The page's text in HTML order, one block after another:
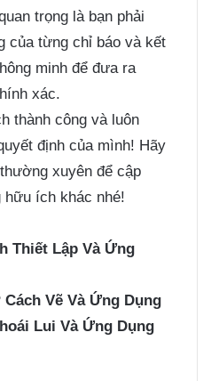
trọng là bạn phải
của từng chỉ báo và kết
minh để đưa ra
xác.
thành công và luôn
định của mình! Hãy
xuyên để cập
hữu ích khác nhé!
Thiết Lập Và Ứng
Vẽ Và Ứng Dụng
Lui Và Ứng Dụng